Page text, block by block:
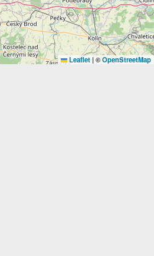
Leaflet |©OpenStreetMap